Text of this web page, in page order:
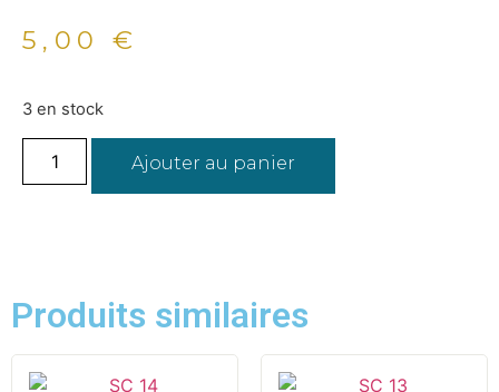
5,00 €
3 en stock
Ajouter au panier
Produits similaires